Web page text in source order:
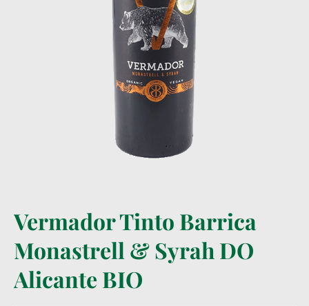
Vermador Tinto Barrica
Monastrell & Syrah DO
Alicante BIO